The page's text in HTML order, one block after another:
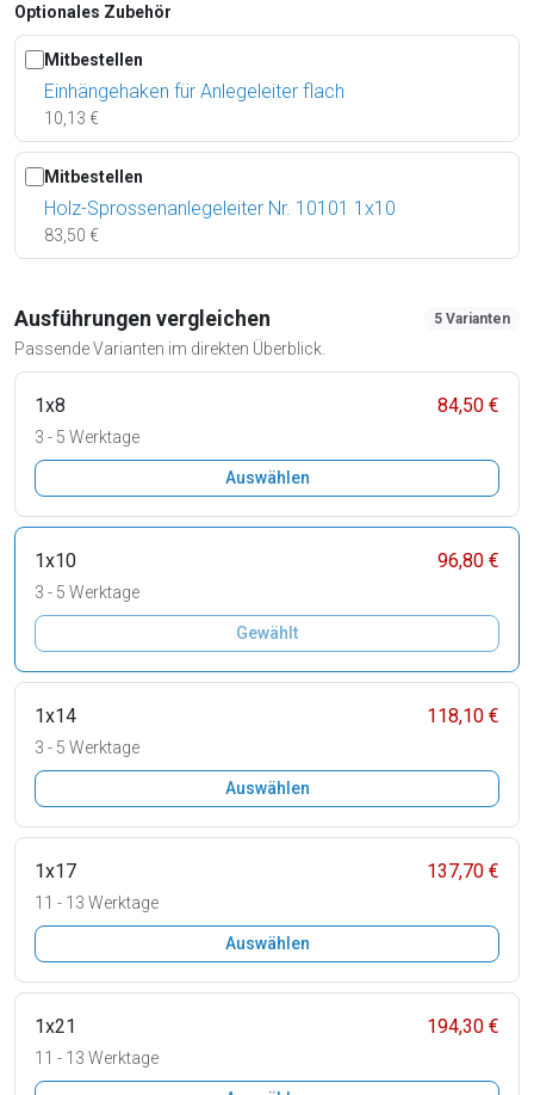
Optionales Zubehör
Mitbestellen
Einhängehaken für Anlegeleiter flach
10,13 €
Mitbestellen
Holz-Sprossenanlegeleiter Nr. 10101 1x10
83,50 €
Ausführungen vergleichen
Passende Varianten im direkten Überblick.
5 Varianten
1x8 84,50 €
3 - 5 Werktage
Auswählen
1x10 96,80 €
3 - 5 Werktage
Gewählt
1x14 118,10 €
3 - 5 Werktage
Auswählen
1x17 137,70 €
11 - 13 Werktage
Auswählen
1x21 194,30 €
11 - 13 Werktage